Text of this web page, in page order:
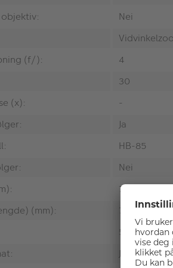
Nei
(f/):
4
30
(x):
-
Ja
HB-85
Nei
72
(mm):
77,5 x 88,5
500
Ja